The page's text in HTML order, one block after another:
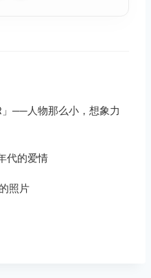
」──人物那么小，想象力
代的爱情
照片